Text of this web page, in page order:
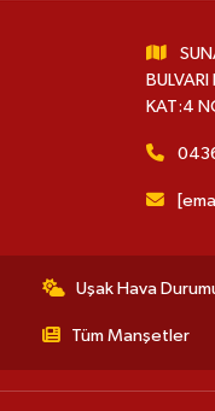
KAT:4
Uşak Hava
Tüm Manşetler